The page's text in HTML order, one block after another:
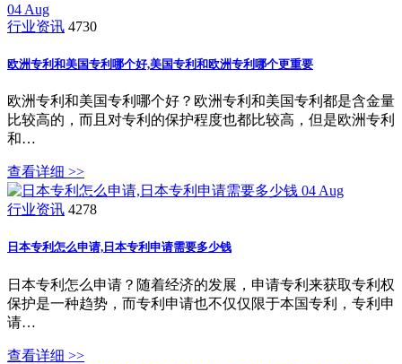
04 Aug
行业资讯 4730
欧洲专利和美国专利哪个好,美国专利和欧洲专利哪个更重要
欧洲专利和美国专利哪个好？欧洲专利和美国专利都是含金量
比较高的，而且对专利的保护程度也都比较高，但是欧洲专利
和…
查看详细 >>
04 Aug
行业资讯 4278
日本专利怎么申请,日本专利申请需要多少钱
日本专利怎么申请？随着经济的发展，申请专利来获取专利权
保护是一种趋势，而专利申请也不仅仅限于本国专利，专利申
请…
查看详细 >>